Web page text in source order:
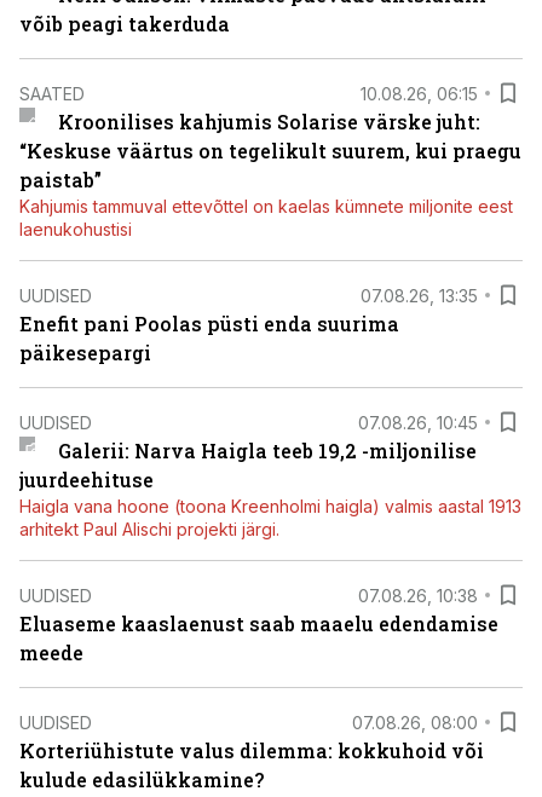
võib peagi takerduda
SAATED 10.08.26, 06:15
Kroonilises kahjumis Solarise värske juht:
“Keskuse väärtus on tegelikult suurem, kui praegu
paistab”
Kahjumis tammuval ettevõttel on kaelas kümnete miljonite eest
laenukohustisi
UUDISED 07.08.26, 13:35
Enefit pani Poolas püsti enda suurima
päikesepargi
UUDISED 07.08.26, 10:45
Galerii: Narva Haigla teeb 19,2 -miljonilise
juurdeehituse
Haigla vana hoone (toona Kreenholmi haigla) valmis aastal 1913
arhitekt Paul Alischi projekti järgi.
UUDISED 07.08.26, 10:38
Eluaseme kaaslaenust saab maaelu edendamise
meede
UUDISED 07.08.26, 08:00
Korteriühistute valus dilemma: kokkuhoid või
kulude edasilükkamine?